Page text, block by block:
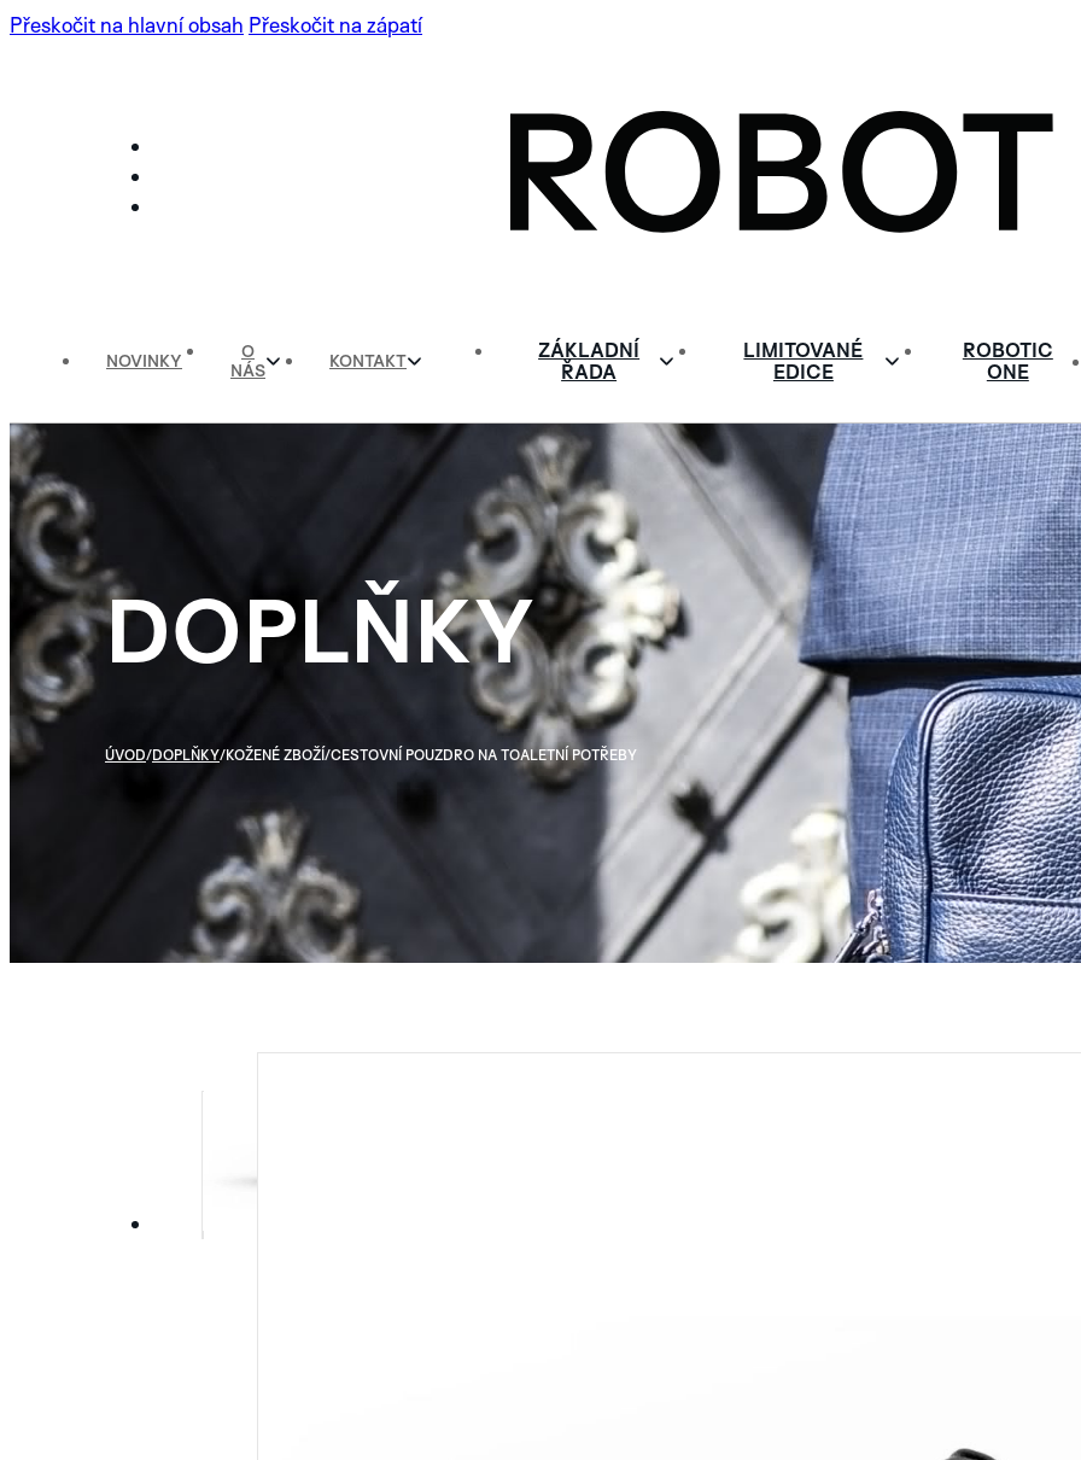
Přeskočit na hlavní obsah Přeskočit na zápatí
ZÁKLADNÍ
ŘADA
LIMITOVANÉ
EDICE
ROBOTIC
ONE
NOVINKY
O
NÁS
KONTAKT
DOPLŇKY
ÚVOD/DOPLŇKY/KOŽENÉ ZBOŽÍ/CESTOVNÍ POUZDRO NA TOALETNÍ POTŘEBY